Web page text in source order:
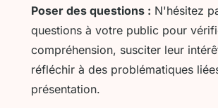
Poser des questions : N'hésitez
questions à votre public pour
compréhension, susciter leur
réfléchir à des problématiques
présentation.